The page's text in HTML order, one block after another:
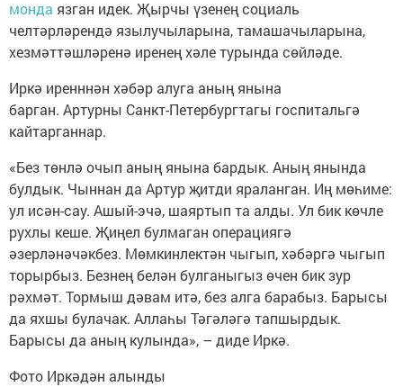
монда язган идек. Җырчы үзенең социаль
челтәрләрендә язылучыларына, тамашачыларына,
хезмәттәшләренә иренең хәле турында сөйләде.
Иркә иренннән хәбәр алуга аның янына
барган. Артурны Санкт-Петербургтагы госпитальгә
кайтарганнар.
«Без төнлә очып аның янына бардык. Аның янында
булдык. Чыннан да Артур җитди яраланган. Иң мөһиме:
ул исән-сау. Ашый-эчә, шаяртып та алды. Ул бик көчле
рухлы кеше. Җиңел булмаган операциягә
әзерләнәчәкбез. Мөмкинлектән чыгып, хәбәргә чыгып
торырбыз. Безнең белән булганыгыз өчен бик зур
рәхмәт. Тормыш дәвам итә, без алга барабыз. Барысы
да яхшы булачак. Аллаһы Тәгәләгә тапшырдык.
Барысы да аның кулында», – диде Иркә.
Фото Иркәдән алынды